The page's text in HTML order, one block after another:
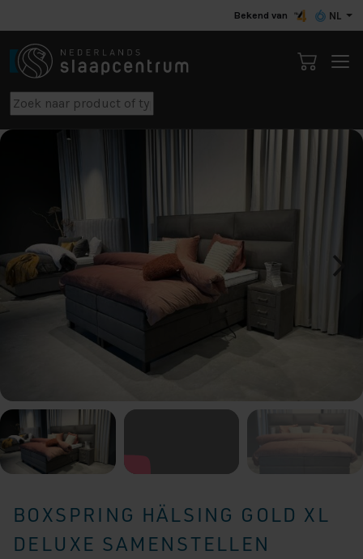
Bekend van NL
BOXSPRING HÄLSING GOLD XL
DELUXE SAMENSTELLEN